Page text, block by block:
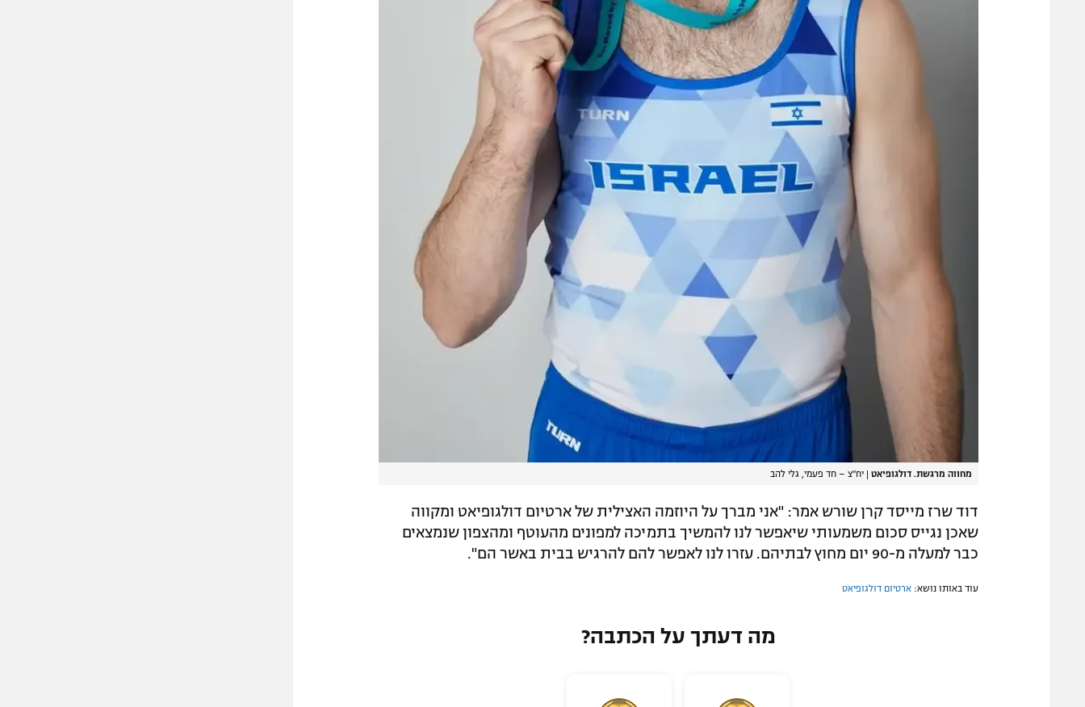
מחווה מרגשת. דולגופיאט | יח"צ – חד פעמי, גלי להב
דוד שרז מייסד קרן שורש אמר: "אני מברך על היוזמה האצילית של ארטיום דולגופיאט ומקווה
שאכן נגייס סכום משמעותי שיאפשר לנו להמשיך בתמיכה למפונים מהעוטף ומהצפון שנמצאים
כבר למעלה מ-90 יום מחוץ לבתיהם. עזרו לנו לאפשר להם להרגיש בבית באשר הם".
עוד באותו נושא: ארטיום דולגופיאט
מה דעתך על הכתבה?